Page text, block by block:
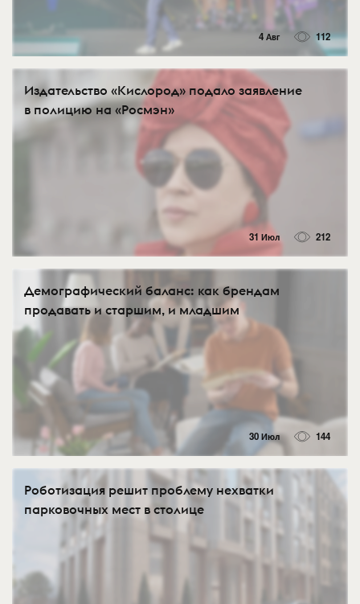
4 Авг 112
Издательство «Кислород» подало заявление
в полицию на «Росмэн»
31 Июл 212
Демографический баланс: как брендам
продавать и старшим, и младшим
30 Июл 144
Роботизация решит проблему нехватки
парковочных мест в столице